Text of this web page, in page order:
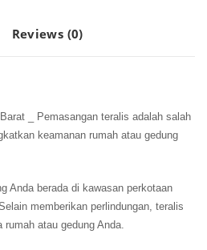
Reviews (0)
_ Pemasangan teralis adalah salah
keamanan rumah atau gedung
Anda berada di kawasan perkotaan
memberikan perlindungan, teralis
atau gedung Anda.